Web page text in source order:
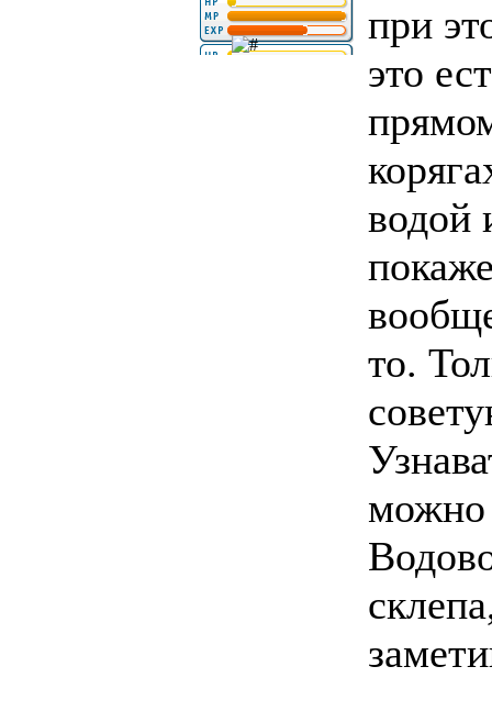
при
это
водой
то.
можно